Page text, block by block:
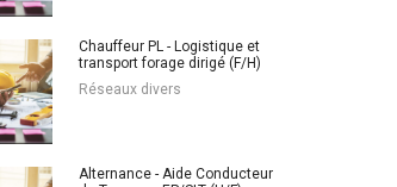
Chauffeur PL - Logistique et
transport forage dirigé (F/H)
Réseaux divers
Alternance - Aide Conducteur